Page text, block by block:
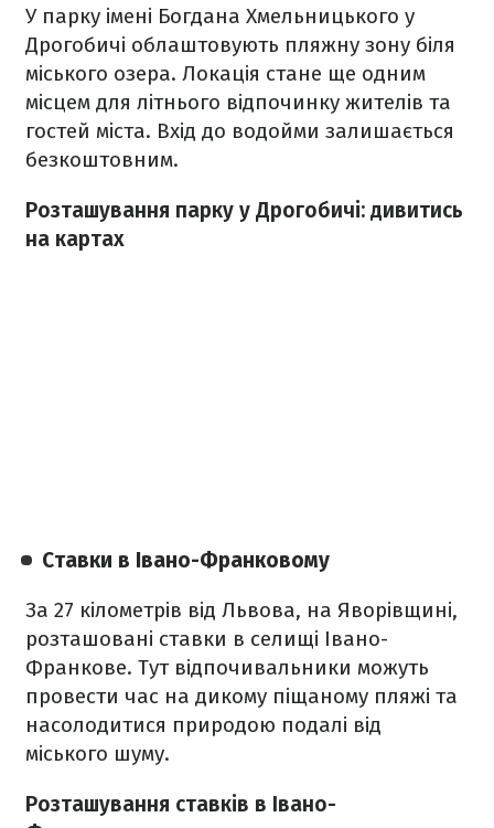
У парку імені Богдана Хмельницького у
Дрогобичі облаштовують пляжну зону біля
міського озера. Локація стане ще одним
місцем для літнього відпочинку жителів та
гостей міста. Вхід до водойми залишається
безкоштовним.
Розташування парку у Дрогобичі: дивитись
на картах
Ставки в Івано-Франковому
За 27 кілометрів від Львова, на Яворівщині,
розташовані ставки в селищі Івано-
Франкове. Тут відпочивальники можуть
провести час на дикому піщаному пляжі та
насолодитися природою подалі від
міського шуму.
Розташування ставків в Івано-